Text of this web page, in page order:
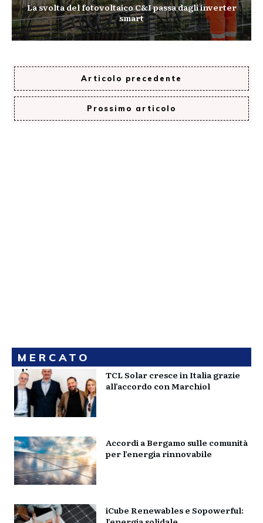
La svolta del fotovoltaico C&I passa dagli inverter
smart
Articolo precedente
Prossimo articolo
MERCATO
TCL Solar cresce in Italia grazie
all’accordo con Marchiol
Accordi a Bergamo sulle comunità
per l’energia rinnovabile
iCube Renewables e Sopowerful: